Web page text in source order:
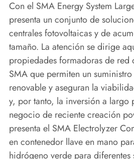
Con el SMA Energy System
presenta un conjunto de
centrales fotovoltaicas y de
tamaño. La atención se dirige
propiedades formadoras de red
SMA que permiten un
renovable y aseguran la
y, por tanto, la inversión a largo
negocio de reciente creación
presenta el SMA Electrolyzer
en contenedor llave en mano
hidrógeno verde para diferentes